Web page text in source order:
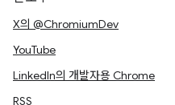
X의 @ChromiumDev
YouTube
LinkedIn의 개발자용 Chrome
RSS